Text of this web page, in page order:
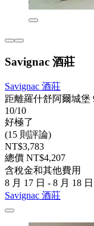
Savignac 酒莊
Savignac 酒莊
距離羅什舒阿爾城堡
10/10
好極了
(15 則評論)
NT$3,783
總價 NT$4,207
含稅金和其他費用
8 月 17 日 - 8 月 18 日
Savignac 酒莊